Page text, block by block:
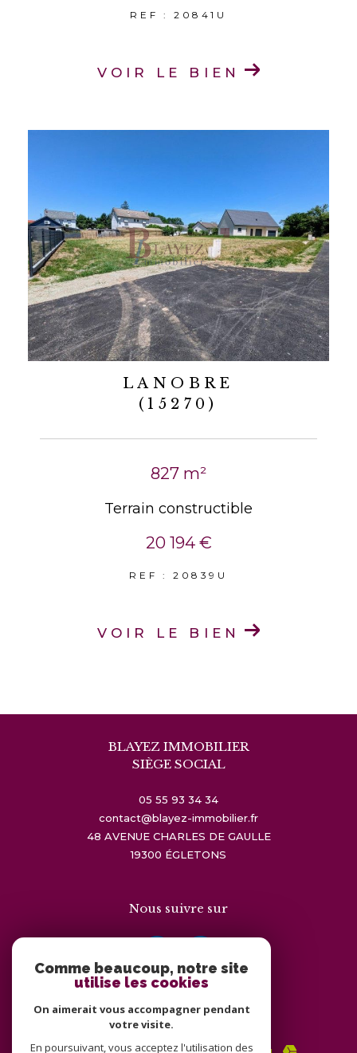
REF : 20841U
VOIR LE BIEN
LANOBRE
(15270)
827 m²
Terrain constructible
20 194 €
REF : 20839U
VOIR LE BIEN
BLAYEZ IMMOBILIER
SIÈGE SOCIAL
05 55 93 34 34
contact@blayez-immobilier.fr
48 AVENUE CHARLES DE GAULLE
19300
ÉGLETONS
Nous suivre sur
Adhérents
Comme beaucoup, notre site
utilise les cookies
On aimerait vous accompagner pendant
votre visite.
En poursuivant, vous acceptez l'utilisation des